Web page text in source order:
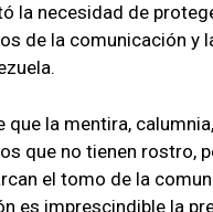
la necesidad de
de la comunicación y
que la mentira,
que no tienen rostro,
el tomo de la
es imprescindible la